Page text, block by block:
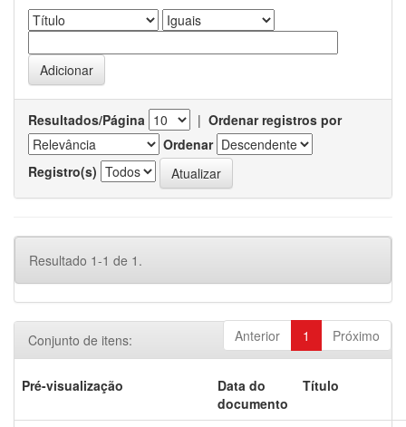
Resultados/Página | Ordenar registros por
Ordenar
Registro(s)
Resultado 1-1 de 1.
Anterior 1 Próximo
Conjunto de itens:
Pré-visualização
Data do
documento
Título